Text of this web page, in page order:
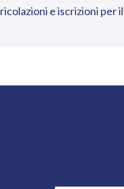
e iscrizioni per